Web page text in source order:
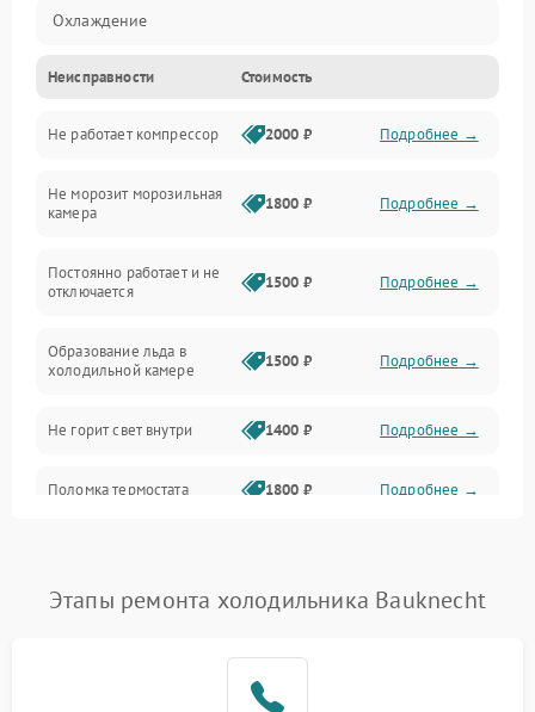
Охлаждение
Механика
Электропитание
Дренаж
Неисправности Стоимость
Не работает компрессор 2000 ₽ Подробнее →
Не морозит морозильная
камера
1800 ₽ Подробнее →
Постоянно работает и не
отключается
1500 ₽ Подробнее →
Образование льда в
холодильной камере
1500 ₽ Подробнее →
Не горит свет внутри 1400 ₽ Подробнее →
Поломка термостата 1800 ₽ Подробнее →
Поломка системы No Frost 2600 ₽ Подробнее →
Этапы ремонта холодильника Bauknecht